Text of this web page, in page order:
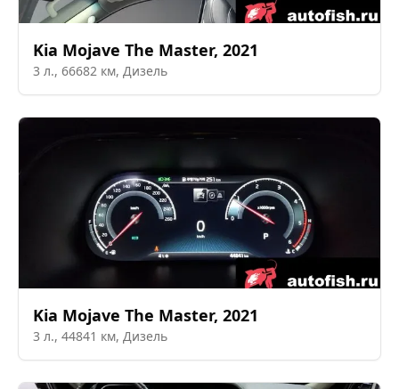
Kia Mojave The Master, 2021
3 л., 66682 км, Дизель
Kia Mojave The Master, 2021
3 л., 44841 км, Дизель